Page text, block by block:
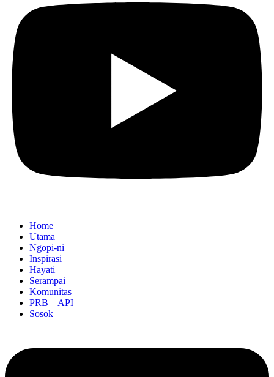
Home
Utama
Ngopi-ni
Inspirasi
Hayati
Serampai
Komunitas
PRB – API
Sosok